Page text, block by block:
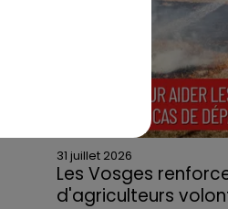
31 juillet 2026
Les Vosges
d'agriculteurs